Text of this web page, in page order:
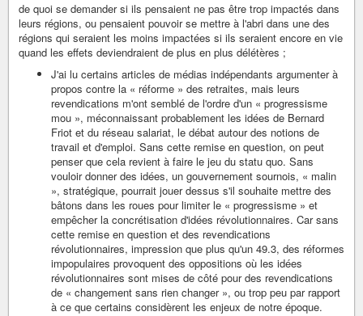
de quoi se demander si ils pensaient ne pas être trop impactés dans
leurs régions, ou pensaient pouvoir se mettre à l'abri dans une des
régions qui seraient les moins impactées si ils seraient encore en vie
quand les effets deviendraient de plus en plus délétères ;
J'ai lu certains articles de médias indépendants argumenter à
propos contre la « réforme » des retraites, mais leurs
revendications m'ont semblé de l'ordre d'un « progressisme
mou », méconnaissant probablement les idées de Bernard
Friot et du réseau salariat, le débat autour des notions de
travail et d'emploi. Sans cette remise en question, on peut
penser que cela revient à faire le jeu du statu quo. Sans
vouloir donner des idées, un gouvernement sournois, « malin
», stratégique, pourrait jouer dessus s'il souhaite mettre des
bâtons dans les roues pour limiter le « progressisme » et
empêcher la concrétisation d'idées révolutionnaires. Car sans
cette remise en question et des revendications
révolutionnaires, impression que plus qu'un 49.3, des réformes
impopulaires provoquent des oppositions où les idées
révolutionnaires sont mises de côté pour des revendications
de « changement sans rien changer », ou trop peu par rapport
à ce que certains considèrent les enjeux de notre époque.